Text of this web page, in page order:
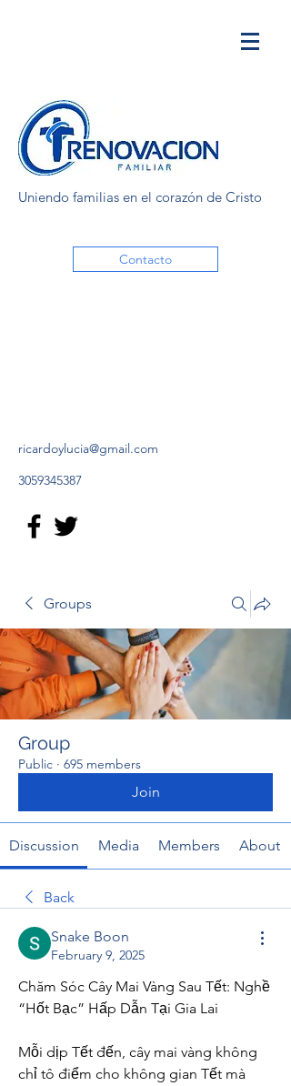
Uniendo familias en el corazón de Cristo
Contacto
ricardoylucia@gmail.com
3059345387
Groups
Group
Public · 695 members
Join
Discussion Media Members About
Back
Snake Boon
February 9, 2025
Chăm Sóc Cây Mai Vàng Sau Tết: Nghề
“Hốt Bạc” Hấp Dẫn Tại Gia Lai
Mỗi dịp Tết đến, cây mai vàng không
chỉ tô điểm cho không gian Tết mà